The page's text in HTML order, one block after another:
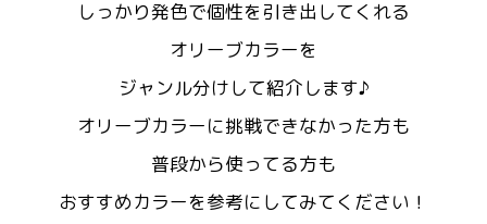
しっかり発色で個性を引き出してくれる
オリーブカラーを
ジャンル分けして紹介します♪
オリーブカラーに挑戦できなかった方も
普段から使ってる方も
おすすめカラーを参考にしてみてください！